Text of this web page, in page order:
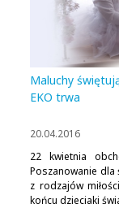
Maluchy
EKO trwa
20.04.2016
22 kwietnia
Poszanowanie
z rodzajów
końcu dzieciaki